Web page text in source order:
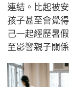
連結。比起被
孩子甚至會覺
己一起經歷暑
至影響親子關係